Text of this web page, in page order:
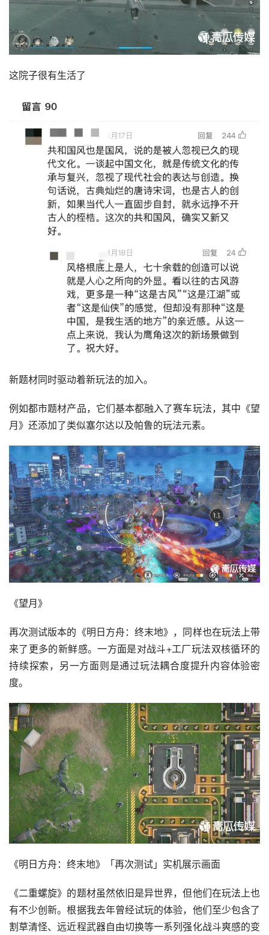
这院子很有生活了
新题材同时驱动着新玩法的加入。
例如都市题材产品，它们基本都融入了赛车玩法，其中《望
月》还添加了类似塞尔达以及帕鲁的玩法元素。
《望月》
再次测试版本的《明日方舟：终末地》，同样也在玩法上带
来了更多的新鲜感。一方面是对战斗+工厂玩法双核循环的
持续探索，另一方面则是通过玩法耦合度提升内容体验密
度。
《明日方舟：终末地》「再次测试」实机展示画面
《二重螺旋》的题材虽然依旧是异世界，但他们在玩法上也
有不少创新。根据我去年曾经试玩的体验，他们至少包含了
割草清怪、远近程武器自由切换等一系列强化战斗爽感的变